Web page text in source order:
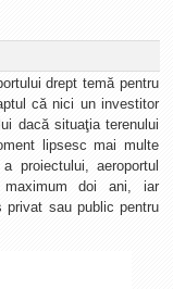
drept temă pentru
că nici un investitor
dacă situaţia terenului
lipsesc mai multe
proiectului, aeroportul
doi ani, iar
privat sau public pentru